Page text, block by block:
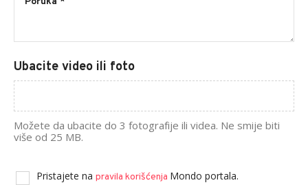
Ubacite video ili foto
Možete da ubacite do 3 fotografije ili videa. Ne smije biti
više od 25 MB.
Pristajete na pravila korišćenja Mondo portala.